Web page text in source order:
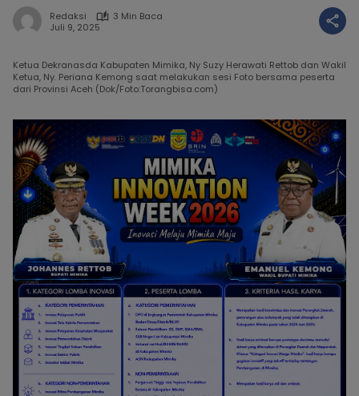
Redaksi
3 Min Baca
Juli 9, 2025
Ketua Dekranasda Kabupaten Mimika, Ny Suzy Herawati Rettob dan Wakil
Ketua, Ny. Periana Kemong saat melakukan sesi Foto bersama peserta
dari Provinsi Aceh (Dok/Foto:Torangbisa.com)